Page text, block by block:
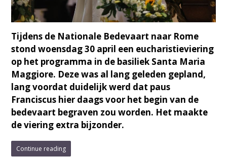
Tijdens de Nationale Bedevaart naar Rome
stond woensdag 30 april een eucharistieviering
op het programma in de basiliek Santa Maria
Maggiore. Deze was al lang geleden gepland,
lang voordat duidelijk werd dat paus
Franciscus hier daags voor het begin van de
bedevaart begraven zou worden. Het maakte
de viering extra bijzonder.
Continue reading